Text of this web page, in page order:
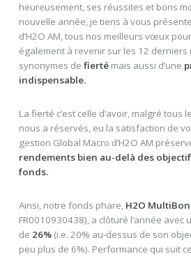
heureusement, ses réussites et bons
nouvelle année, je tiens à vous
d’H2O AM, tous nos meilleurs vœux
également à revenir sur les 12 derniers
synonymes de fierté mais aussi d’une
indispensable.
La fierté c’est celle d’avoir, malgré tous
nous a réservés, eu la satisfaction de
gestion Global Macro d’H2O AM
rendements bien au-delà des
fonds.
Ainsi, notre fonds phare, H2O
FR0010930438), a clôturé l’année avec
de 26%(i.e. 20% au-dessus de son
peu plus de 6%). Performance qui suit